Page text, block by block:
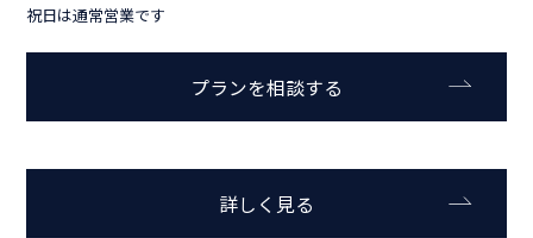
祝日は通常営業です
プランを相談する
詳しく見る